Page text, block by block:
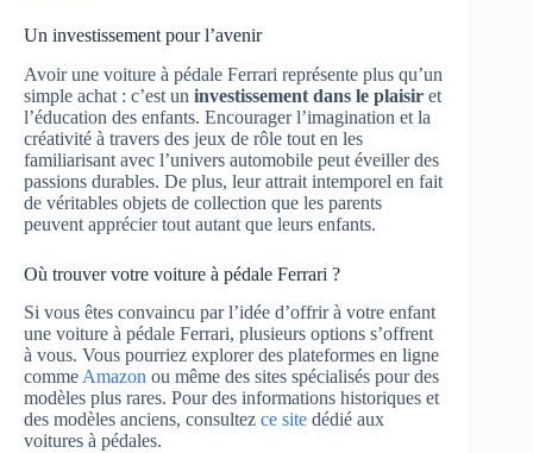
Un investissement pour l’avenir
Avoir une voiture à pédale Ferrari représente plus qu’un
simple achat : c’est un investissement dans le plaisir et
l’éducation des enfants. Encourager l’imagination et la
créativité à travers des jeux de rôle tout en les
familiarisant avec l’univers automobile peut éveiller des
passions durables. De plus, leur attrait intemporel en fait
de véritables objets de collection que les parents
peuvent apprécier tout autant que leurs enfants.
Où trouver votre voiture à pédale Ferrari ?
Si vous êtes convaincu par l’idée d’offrir à votre enfant
une voiture à pédale Ferrari, plusieurs options s’offrent
à vous. Vous pourriez explorer des plateformes en ligne
comme Amazon ou même des sites spécialisés pour des
modèles plus rares. Pour des informations historiques et
des modèles anciens, consultez ce site dédié aux
voitures à pédales.